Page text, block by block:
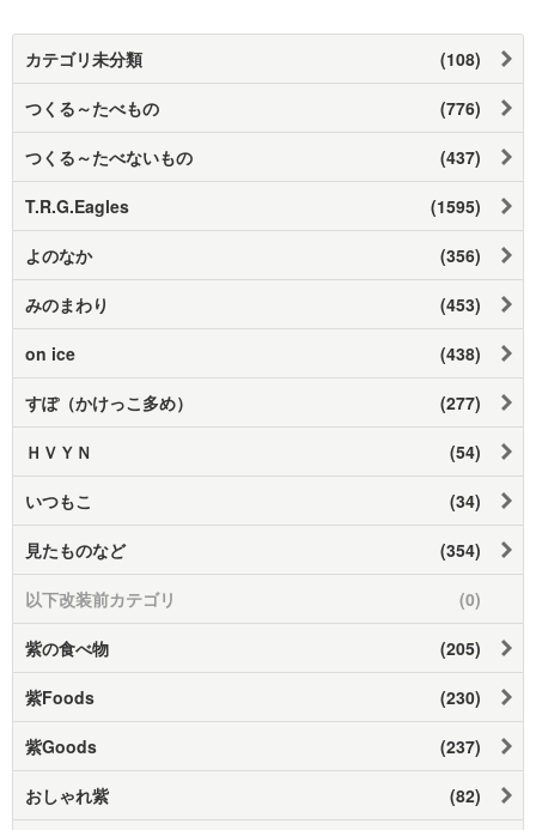
カテゴリ未分類 (108)
つくる～たべもの (776)
つくる～たべないもの (437)
T.R.G.Eagles (1595)
よのなか (356)
みのまわり (453)
on ice (438)
すぽ（かけっこ多め） (277)
ＨＶＹＮ (54)
いつもこ (34)
見たものなど (354)
以下改装前カテゴリ (0)
紫の食べ物 (205)
紫Foods (230)
紫Goods (237)
おしゃれ紫 (82)